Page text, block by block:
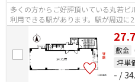
多くの方からご好評頂いている丸若
利用できる駅があります。駅が周辺に
敷金
坪単
- /